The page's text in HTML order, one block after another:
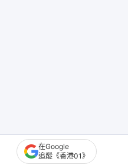
在Google
追蹤《香港01》